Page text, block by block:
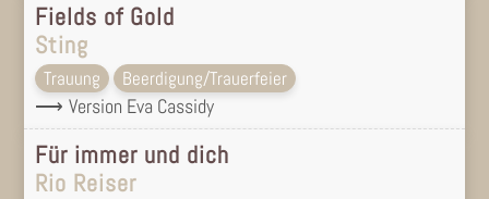
Fields of Gold
Sting
Trauung Beerdigung/Trauerfeier
Version Eva Cassidy
Für immer und dich
Rio Reiser